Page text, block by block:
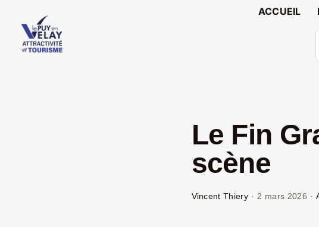
contenu
ACCUEIL
Le Fin
scène
Vincent Thiery · 2 mars 2026 ·